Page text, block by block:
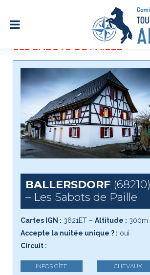
LES SABOTS DE PAILLE
BALLERSDORF (68210)
– Les Sabots de Paille
Cartes IGN : 3621ET –Altitude : 300m
Accepte la nuitée unique ? : oui
Circuit :
INFOS GÎTE CHEVAUX